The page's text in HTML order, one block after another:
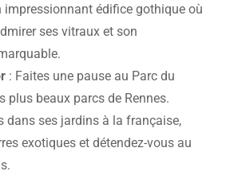
impressionnant édifice gothique où
ses vitraux et son
: Faites une pause au Parc du
plus beaux parcs de Rennes.
dans ses jardins à la française,
exotiques et détendez-vous au